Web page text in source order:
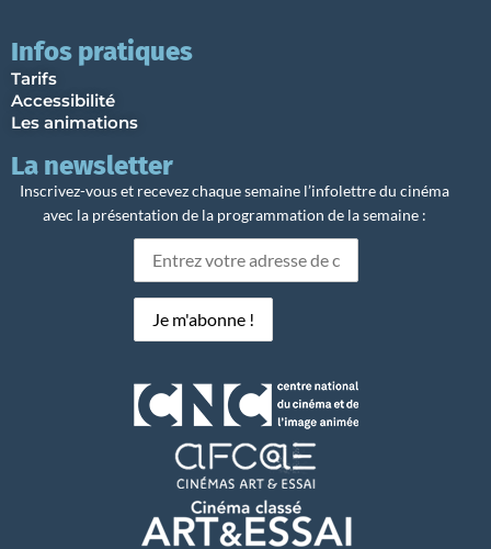
Infos pratiques
Tarifs
Accessibilité
Les animations
La newsletter
Inscrivez-vous et recevez chaque semaine l’infolettre du cinéma
avec la présentation de la programmation de la semaine :